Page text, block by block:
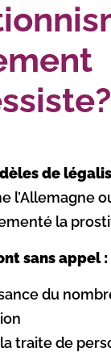
de
l’Allemagne
la
sans appel :
du
traite de